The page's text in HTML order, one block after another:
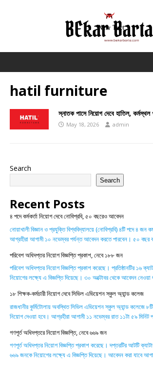
hatil furniture
স্নাতক পাসে নিয়োগ দেবে হাতিল, কর্মস্থল
May 18, 2026 admin
Search
Search
Recent Posts
৪ পদে কর্মকর্তা নিয়োগ দেবে নোবিপ্রবি, ৫০ বছরেও আবেদন
নোয়াখালী বিজ্ঞান ও প্রযুক্তি বিশ্ববিদ্যালয়ে (নোবিপ্রবি) ৪টি পদে ৪ জন
আগ্রহীরা আগামী ১০ নভেম্বর পর্যন্ত আবেদন করতে পারবেন। ৫০ বছর
পরিবেশ অধিদপ্তর নিয়োগ বিজ্ঞপ্তি প্রকাশ, নেবে ১৮৮ জন
পরিবেশ অধিদপ্তর নিয়োগ বিজ্ঞপ্তি প্রকাশ করেছে। প্রতিষ্ঠানটির ১৬
নিয়োগের লক্ষ্যে এ বিজ্ঞপ্তি দিয়েছে। ৩০ অক্টোবর থেকে আবেদন
১৮ শিক্ষক-কর্মচারী নিয়োগ দেবে সিভিল এভিয়েশন স্কুল অ্যান্ড কলেজ
রাজধানীর কুর্মিটোলায় অবস্থিত সিভিল এভিয়েশন স্কুল অ্যান্ড কলেজে
নিয়োগ দেওয়া হবে। আগ্রহীরা আগামী ১১ নভেম্বর রাত ১১টা ৫৯ মিনিট
গণপূর্ত অধিদপ্তরে নিয়োগ বিজ্ঞপ্তি, নেবে ৬৬৯ জন
গণপূর্ত অধিদপ্তর নিয়োগ বিজ্ঞপ্তি প্রকাশ করেছে। দপ্তরটির আটটি
৬৬৯ জনকে নিয়োগের লক্ষ্যে এ বিজ্ঞপ্তি দিয়েছে। আবেদন করা যাবে